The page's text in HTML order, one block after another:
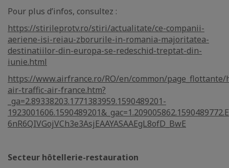
Pour plus d’infos, consultez :
https://stirileprotv.ro/stiri/actualitate/ce-companii-
aeriene-isi-reiau-zborurile-in-romania-majoritatea-
destinatiilor-din-europa-se-redeschid-treptat-din-
iunie.html
https://www.airfrance.ro/RO/en/common/
air-traffic-air-france.htm?
_ga=2.89338203.1771383959.1590489201-
6nR6QIVGojVCh3e3AsjEAAYASAAEgL8ofD_BwE
Secteur hôtellerie-restauration